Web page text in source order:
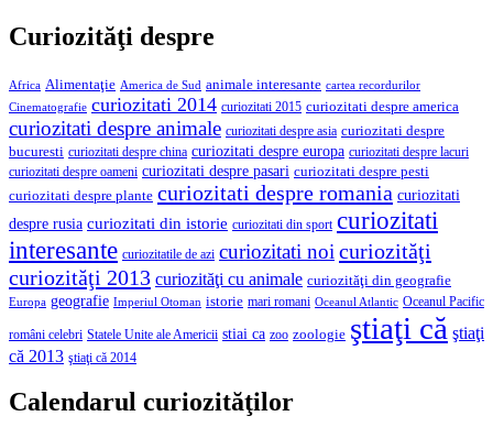
Curiozităţi despre
Africa Alimentaţie America de Sud animale interesante cartea recordurilor
Cinematografie curiozitati 2014 curiozitati 2015 curiozitati despre america
curiozitati despre animale curiozitati despre asia curiozitati despre
bucuresti curiozitati despre china curiozitati despre europa curiozitati despre lacuri
curiozitati despre oameni curiozitati despre pasari curiozitati despre pesti
curiozitati despre plante curiozitati despre romania curiozitati
despre rusia curiozitati din istorie curiozitati din sport curiozitati
interesante curiozitatile de azi curiozitati noi curiozităţi
curiozităţi 2013 curiozităţi cu animale curiozităţi din geografie
Europa geografie Imperiul Otoman istorie mari romani Oceanul Atlantic Oceanul Pacific
români celebri Statele Unite ale Americii stiai ca zoo zoologie ştiaţi că ştiaţi
că 2013 ştiaţi că 2014
Calendarul curiozităţilor